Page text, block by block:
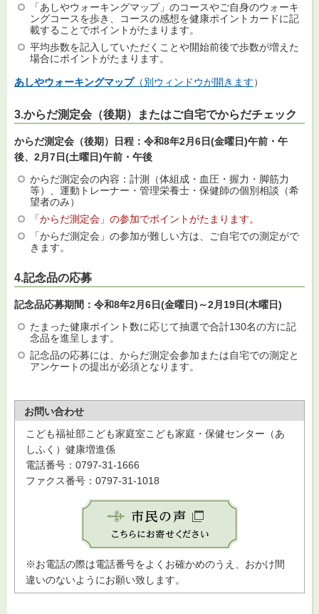
「あしやウォーキングマップ」のコースやご自身のウォーキ
ングコースを歩き、コースの感想を健康ポイントカードに記
載することでポイントがたまります。
平均歩数を記入していただくことや開始前後で歩数が増えた
場合にポイントがたまります。
あしやウォーキングマップ（別ウィンドウが開きます）
3.からだ測定会（後期）またはご自宅でからだチェック
からだ測定会（後期）日程：令和8年2月6日(金曜日)午前・午
後、2月7日(土曜日)午前・午後
からだ測定会の内容：計測（体組成・血圧・握力・脚筋力
等）、運動トレーナー・管理栄養士・保健師の個別相談（希
望者のみ）
「からだ測定会」の参加でポイントがたまります。
「からだ測定会」の参加が難しい方は、ご自宅での測定がで
きます。
4.記念品の応募
記念品応募期間：令和8年2月6日(金曜日)～2月19日(木曜日)
たまった健康ポイント数に応じて抽選で合計130名の方に記
念品を進呈します。
記念品の応募には、からだ測定会参加または自宅での測定と
アンケートの提出が必須となります。
お問い合わせ
こども福祉部こども家庭室こども家庭・保健センター（あ
しふく）健康増進係
電話番号：0797-31-1666
ファクス番号：0797-31-1018
※お電話の際は電話番号をよくお確かめのうえ、おかけ間
違いのないようにお願い致します。